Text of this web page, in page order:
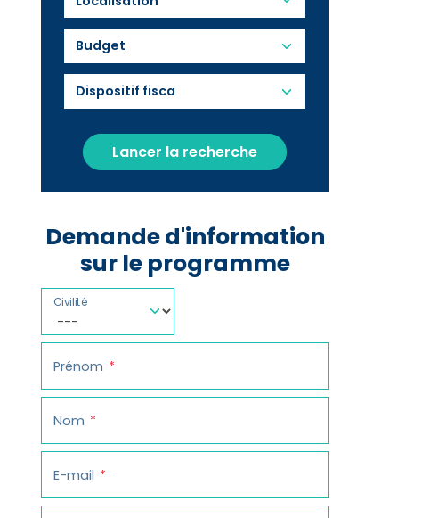
Budget
Lancer la recherche
Demande d'information
sur le programme
Civilité
Prénom
Nom
E-mail